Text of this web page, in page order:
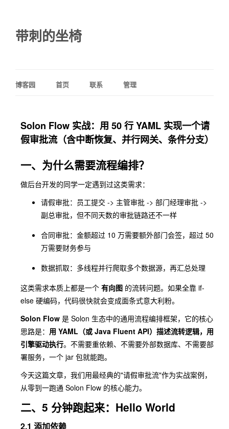
带刺的坐椅
博客园 首页 联系 管理
Solon Flow 实战：用 50 行 YAML 实现一个请
假审批流（含中断恢复、并行网关、条件分支）
一、为什么需要流程编排？
做后台开发的同学一定遇到过这类需求：
请假审批：员工提交 -> 主管审批 -> 部门经理审批 ->
副总审批，但不同天数的审批链路还不一样
合同审批：金额超过 10 万需要额外部门会签，超过 50
万需要财务参与
数据抓取：多线程并行爬取多个数据源，再汇总处理
这类需求本质上都是一个 有向图 的流转问题。如果全靠 if-
else 硬编码，代码很快就会变成面条式意大利粉。
Solon Flow 是 Solon 生态中的通用流程编排框架，它的核心
思路是： 用 YAML（或 Java Fluent API）描述流转逻辑，用
引擎驱动执行。不需要重依赖、不需要外部数据库、不需要部
署服务，一个 jar 包就能跑。
今天这篇文章，我们用最经典的"请假审批流"作为实战案例，
从零到一跑通 Solon Flow 的核心能力。
二、5 分钟跑起来：Hello World
2.1 添加依赖